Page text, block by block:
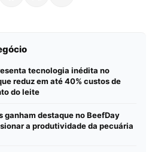
tecnologia inédita no
reduz em até 40% custos de
do leite
ganham destaque no BeefDay
a produtividade da pecuária